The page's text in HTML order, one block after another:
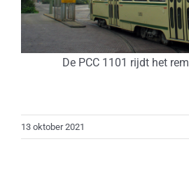
De PCC 1101 rijdt het
13 oktober 2021